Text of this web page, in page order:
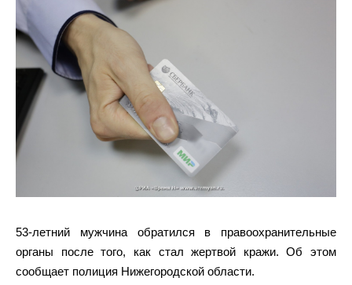
53-летний мужчина обратился в правоохранительные
органы после того, как стал жертвой кражи. Об этом
сообщает полиция Нижегородской области.